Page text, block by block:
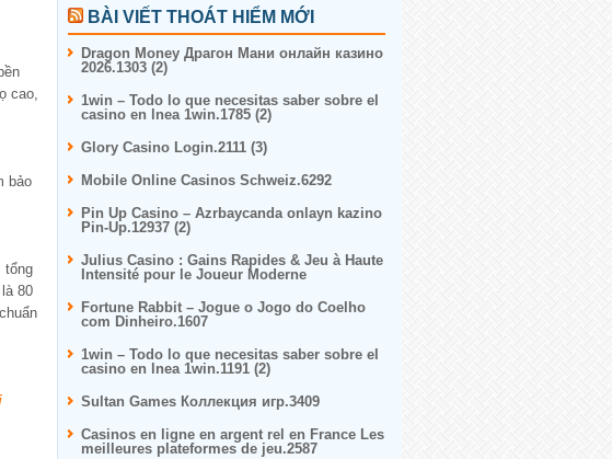
cao,
bảo
tổng
80
BÀI VIẾT THOÁT HIỂM MỚI
Dragon Money Драгон Мани онлайн казино
2026.1303 (2)
1win – Todo lo que necesitas saber sobre el
casino en lnea 1win.1785 (2)
Glory Casino Login.2111 (3)
Mobile Online Casinos Schweiz.6292
Pin Up Casino – Azrbaycanda onlayn kazino
Pin-Up.12937 (2)
Julius Casino : Gains Rapides & Jeu à Haute
Intensité pour le Joueur Moderne
Fortune Rabbit – Jogue o Jogo do Coelho
com Dinheiro.1607
1win – Todo lo que necesitas saber sobre el
casino en lnea 1win.1191 (2)
Sultan Games Коллекция игр.3409
Casinos en ligne en argent rel en France Les
meilleures plateformes de jeu.2587